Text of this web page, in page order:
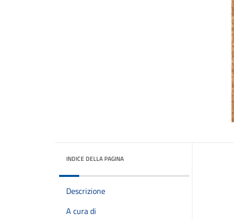
INDICE DELLA PAGINA
Descrizione
A cura di